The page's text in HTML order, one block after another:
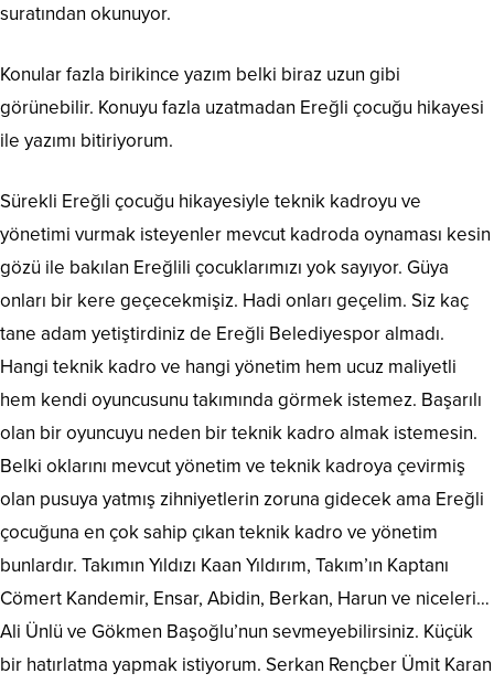
suratından okunuyor.
Konular fazla birikince yazım belki biraz uzun gibi
görünebilir. Konuyu fazla uzatmadan Ereğli çocuğu hikayesi
ile yazımı bitiriyorum.
Sürekli Ereğli çocuğu hikayesiyle teknik kadroyu ve
yönetimi vurmak isteyenler mevcut kadroda oynaması kesin
gözü ile bakılan Ereğlili çocuklarımızı yok sayıyor. Güya
onları bir kere geçecekmişiz. Hadi onları geçelim. Siz kaç
tane adam yetiştirdiniz de Ereğli Belediyespor almadı.
Hangi teknik kadro ve hangi yönetim hem ucuz maliyetli
hem kendi oyuncusunu takımında görmek istemez. Başarılı
olan bir oyuncuyu neden bir teknik kadro almak istemesin.
Belki oklarını mevcut yönetim ve teknik kadroya çevirmiş
olan pusuya yatmış zihniyetlerin zoruna gidecek ama Ereğli
çocuğuna en çok sahip çıkan teknik kadro ve yönetim
bunlardır. Takımın Yıldızı Kaan Yıldırım, Takım’ın Kaptanı
Cömert Kandemir, Ensar, Abidin, Berkan, Harun ve niceleri…
Ali Ünlü ve Gökmen Başoğlu’nun sevmeyebilirsiniz. Küçük
bir hatırlatma yapmak istiyorum. Serkan Rençber Ümit Karan